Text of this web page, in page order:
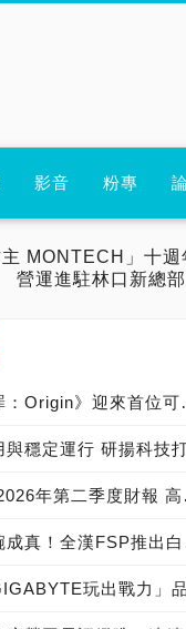
影音 粉專
主 MONTECH」十週
營運進駐林口新總部
《七大罪
LG公布